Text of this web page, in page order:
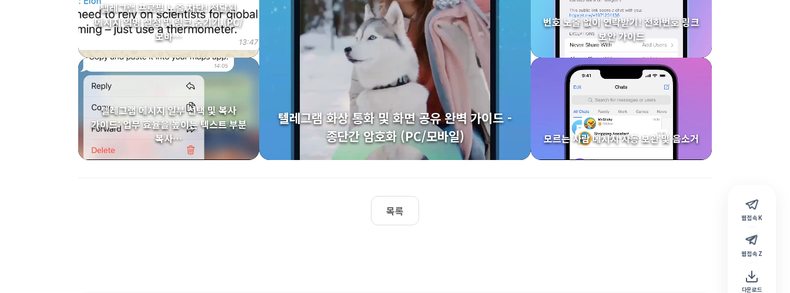
웹 접속 K
웹 접속 Z
다운로드
텔레그램 프로필 노출 차단! 전달된
메시지 익명 설정 및 링크 숨기기 (PC/
모바…
텔레그램 메시지 일부 선택 및 복사
가이드: 업무 효율을 높이는 텍스트 부분
복사…
텔레그램 화상 통화 및 화면 공유 완벽 가이드 -
종단간 암호화 (PC/모바일)
번호 노출 없이 연락받기! 전화번호 링크
보안 가이드
모르는 사람 메시지 자동 보관 및 음소거
목록